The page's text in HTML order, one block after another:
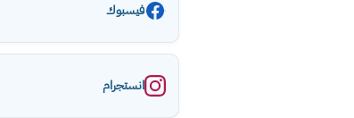
فيسبوك
انستجرام